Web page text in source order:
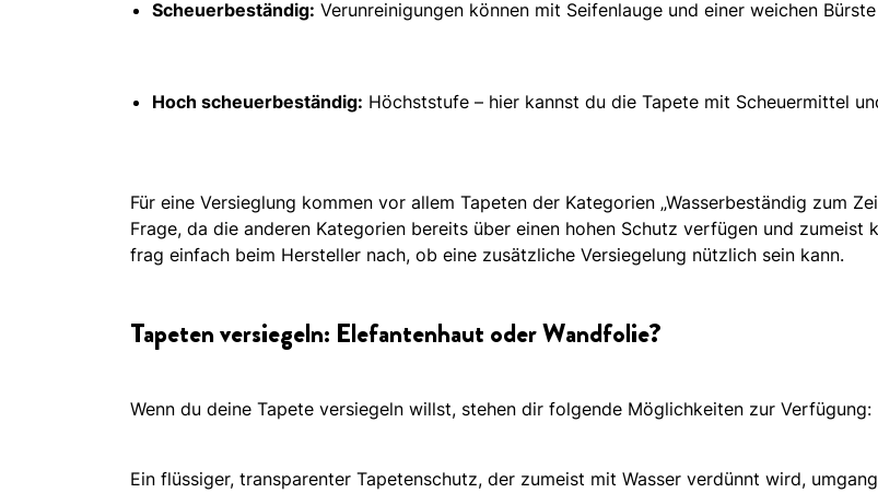
Scheuerbeständig: Verunreinigungen können mit Seifenlauge und einer weichen
Hoch scheuerbeständig: Höchststufe – hier kannst du die Tapete mit Scheuermittel
Für eine Versieglung kommen vor allem Tapeten der Kategorien „Wasserbeständig zum
Frage, da die anderen Kategorien bereits über einen hohen Schutz verfügen und
frag einfach beim Hersteller nach, ob eine zusätzliche Versiegelung nützlich sein kann.
Tapeten versiegeln: Elefantenhaut oder Wandfolie?
Wenn du deine Tapete versiegeln willst, stehen dir folgende Möglichkeiten zur Verfügung:
Ein flüssiger, transparenter Tapetenschutz, der zumeist mit Wasser verdünnt wird,